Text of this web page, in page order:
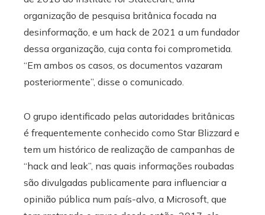
organização de pesquisa britânica focada na
desinformação, e um hack de 2021 a um fundador
dessa organização, cuja conta foi comprometida.
“Em ambos os casos, os documentos vazaram
posteriormente”, disse o comunicado.
O grupo identificado pelas autoridades britânicas
é frequentemente conhecido como Star Blizzard e
tem um histórico de realização de campanhas de
“hack and leak”, nas quais informações roubadas
são divulgadas publicamente para influenciar a
opinião pública num país-alvo, a Microsoft, que